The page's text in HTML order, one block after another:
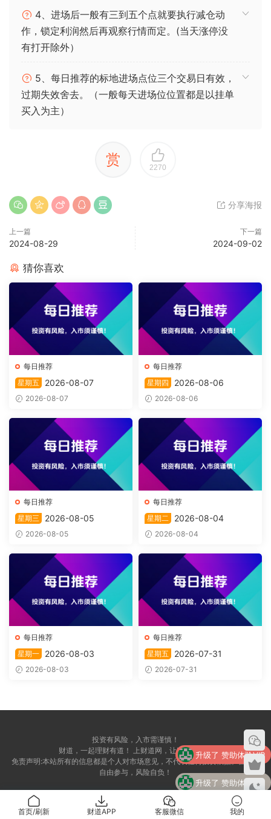
4、进场后一般有三到五个点就要执行减仓动
作，锁定利润然后再观察行情而定。(当天涨停没
有打开除外）
5、每日推荐的标地进场点位三个交易日有效，
过期失效舍去。（一般每天进场位位置都是以挂单
买入为主）
赏 2270
分享海报
上一篇
2024-08-29
下一篇
2024-09-02
猜你喜欢
每日推荐
星期五
2026-08-07
2026-08-07
每日推荐
星期四
2026-08-06
2026-08-06
每日推荐
星期三
2026-08-05
2026-08-05
每日推荐
星期二
2026-08-04
2026-08-04
每日推荐
星期一
2026-08-03
2026-08-03
每日推荐
星期五
2026-07-31
2026-07-31
投资有风险，入市需谨慎！
财道，一起理财有道！ 上财道网，让财富上道！
免责声明:本站所有的信息都是个人对市场意见，不代表任何投资依据。自愿，
自由参与，风险自负！
首页/刷新 财道APP 客服微信 我的
升级了 赞助体验VIP
升级了 赞助体验VIP
升级了 赞助体验VIP